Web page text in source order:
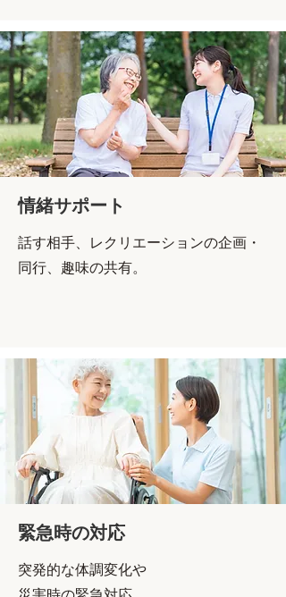
情緒サポート
話す相手、レクリエーションの企画・
同行、趣味の共有。
緊急時の対応
突発的な体調変化や